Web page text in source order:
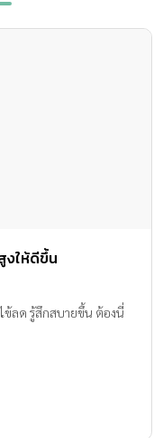
งให้ดีขึ้น
ข้ลด รู้สึกสบายขึ้น ต้องนี่